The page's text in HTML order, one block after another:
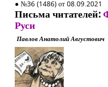
● №36 (1486) от 08.09.2021
Письма читателей:
Руси
Павлов Анатолий Августович